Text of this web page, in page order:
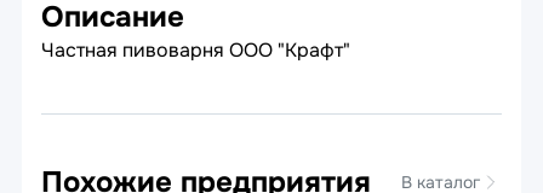
Описание
Частная пивоварня ООО "Крафт"
Похожие предприятия В каталог